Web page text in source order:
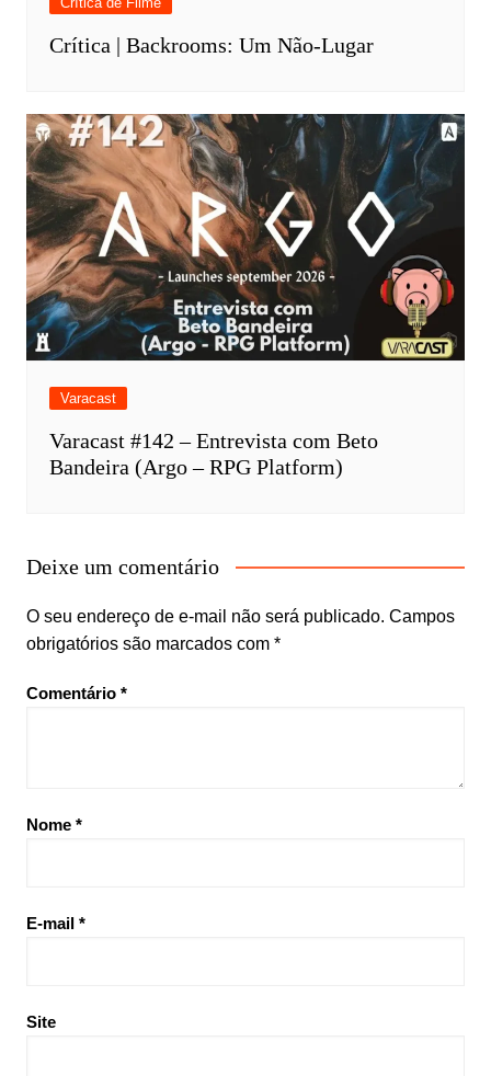
Crítica | Backrooms: Um Não-Lugar
Varacast
Varacast #142 – Entrevista com Beto
Bandeira (Argo – RPG Platform)
Deixe um comentário
O seu endereço de e-mail não será publicado. Campos
obrigatórios são marcados com *
Comentário *
Nome *
E-mail *
Site